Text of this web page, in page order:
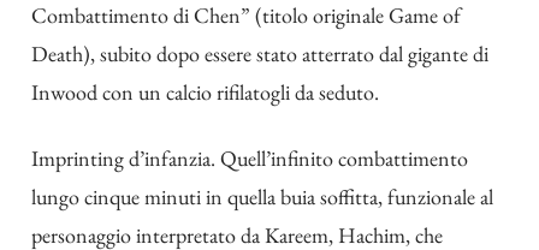
Combattimento di Chen” (titolo originale Game of
Death), subito dopo essere stato atterrato dal gigante di
Inwood con un calcio rifilatogli da seduto.
Imprinting d’infanzia. Quell’infinito combattimento
lungo cinque minuti in quella buia soffitta, funzionale al
personaggio interpretato da Kareem, Hachim, che